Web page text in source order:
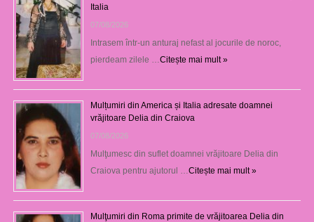
Italia
07/08/2026
Intrasem într-un anturaj nefast al jocurile de noroc,
pierdeam zilele … Citește mai mult »
Mulțumiri din America și Italia adresate doamnei
vrăjitoare Delia din Craiova
07/08/2026
Mulţumesc din suflet doamnei vrăjitoare Delia din
Craiova pentru ajutorul … Citește mai mult »
Mulţumiri din Roma primite de vrăjitoarea Delia din